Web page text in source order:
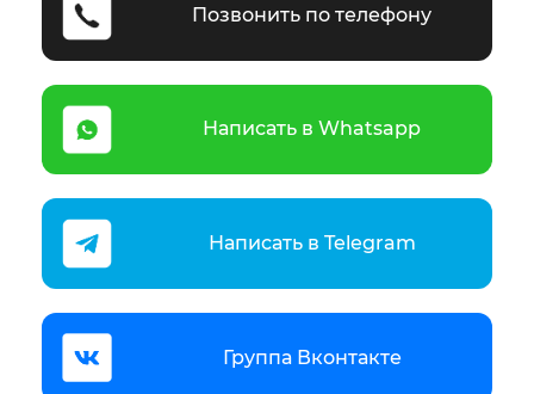
Позвонить по телефону
Написать в Whatsapp
Написать в Telegram
Группа Вконтакте